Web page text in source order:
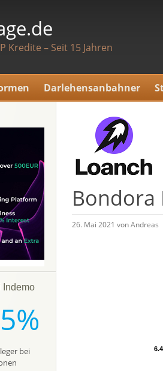
Kredite – Seit 15 Jahren
Darlehensanbahner
Bondora
26. Mai 2021 von Andreas
Indemo
5%
bei